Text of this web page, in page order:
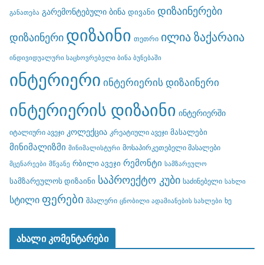
განათება გარემონტებული ბინა დივანი დიზაინერები
დიზაინერი დიზაინი თეთრი ილია ზაქარაია
ინდივიდუალური საცხოვრებელი ბინა ბუნებაში
ინტერიერი ინტერიერის დიზაინერი
ინტერიერის დიზაინი ინტერიერში
იტალიური ავეჯი კოლექცია კრეატიული ავეჯი მასალები
მინიმალიზმი მინიმალისტური მოსაპირკეთებელი მასალები
მცენარეები მწვანე რბილი ავეჯი რემონტი სამზარეულო
სამზარეულოს დიზაინი საპროექტო კუბი საძინებელი სახლი
სტილი ფერები შპალერი ცნობილი ადამიანების სახლები ხე
ახალი კომენტარები